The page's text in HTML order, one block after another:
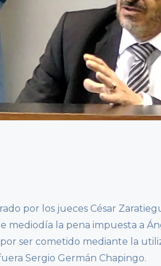
por los jueces César
mediodía la pena impuesta a
ser cometido mediante la
Sergio Germán Chapingo.